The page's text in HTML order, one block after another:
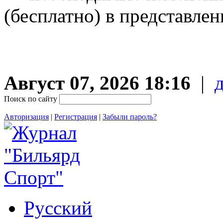
(бесплатно) в
Август 07, 2026 18:16 |
Поиск по сайту
Авторизация | Регистрация | Забыли пароль?
Русский